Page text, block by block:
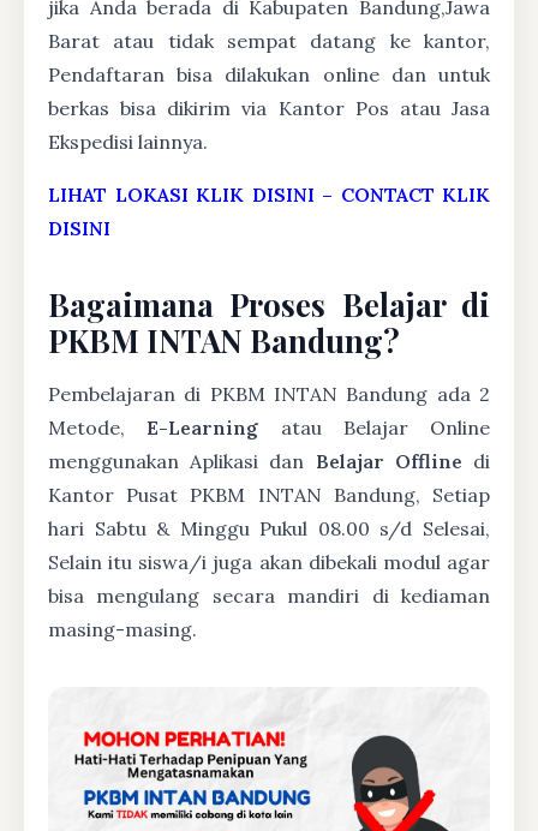
jika Anda berada di Kabupaten Bandung,Jawa
Barat atau tidak sempat datang ke kantor,
Pendaftaran bisa dilakukan online dan untuk
berkas bisa dikirim via Kantor Pos atau Jasa
Ekspedisi lainnya.
LIHAT LOKASI KLIK DISINI – CONTACT KLIK
DISINI
Bagaimana Proses Belajar di
PKBM INTAN Bandung?
Pembelajaran di PKBM INTAN Bandung ada 2
Metode,E-Learning atau Belajar Online
menggunakan Aplikasi dan Belajar Offline di
Kantor Pusat PKBM INTAN Bandung, Setiap
hari Sabtu & Minggu Pukul 08.00 s/d Selesai,
Selain itu siswa/i juga akan dibekali modul agar
bisa mengulang secara mandiri di kediaman
masing-masing.